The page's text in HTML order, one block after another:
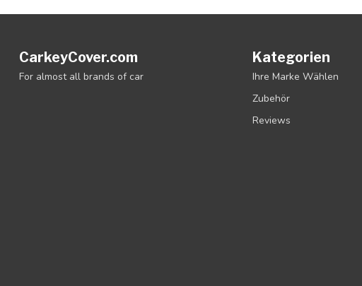
CarkeyCover.com
For almost all brands of car
Kategorien
Ihre Marke Wählen
Zubehör
Reviews